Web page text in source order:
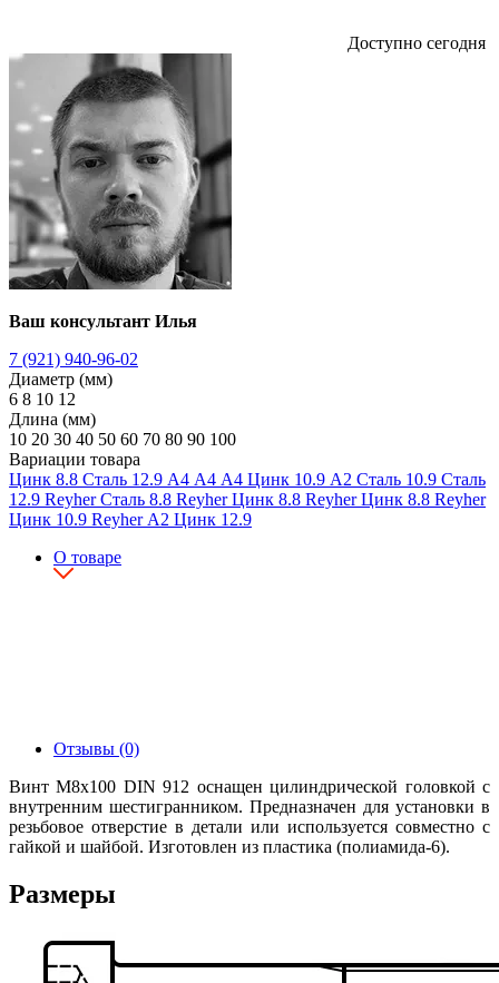
Доступно сегодня
Ваш консультант Илья
7 (921) 940-96-02
Диаметр (мм)
6 8 10 12
Длина (мм)
10 20 30 40 50 60 70 80 90 100
Вариации товара
Цинк 8.8 Сталь 12.9 А4 А4 А4 Цинк 10.9 А2 Сталь 10.9 Сталь
12.9 Reyher Сталь 8.8 Reyher Цинк 8.8 Reyher Цинк 8.8 Reyher
Цинк 10.9 Reyher А2 Цинк 12.9
О товаре
Отзывы (0)
Винт М8х100 DIN 912 оснащен цилиндрической головкой с
внутренним шестигранником. Предназначен для установки в
резьбовое отверстие в детали или используется совместно с
гайкой и шайбой. Изготовлен из пластика (полиамида-6).
Размеры